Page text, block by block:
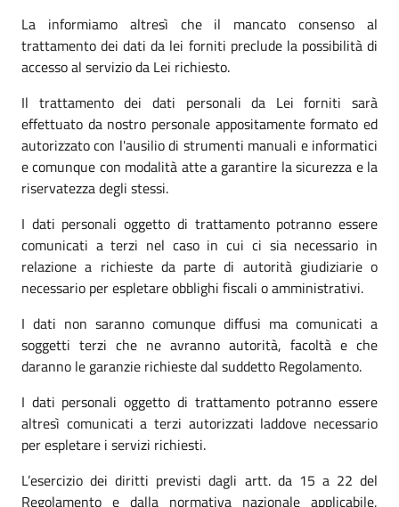
La informiamo altresì che il mancato consenso al
trattamento dei dati da lei forniti preclude la possibilità di
accesso al servizio da Lei richiesto.
Il trattamento dei dati personali da Lei forniti sarà
effettuato da nostro personale appositamente formato ed
autorizzato con l'ausilio di strumenti manuali e informatici
e comunque con modalità atte a garantire la sicurezza e la
riservatezza degli stessi.
I dati personali oggetto di trattamento potranno essere
comunicati a terzi nel caso in cui ci sia necessario in
relazione a richieste da parte di autorità giudiziarie o
necessario per espletare obblighi fiscali o amministrativi.
I dati non saranno comunque diffusi ma comunicati a
soggetti terzi che ne avranno autorità, facoltà e che
daranno le garanzie richieste dal suddetto Regolamento.
I dati personali oggetto di trattamento potranno essere
altresì comunicati a terzi autorizzati laddove necessario
per espletare i servizi richiesti.
L’esercizio dei diritti previsti dagli artt. da 15 a 22 del
Regolamento e dalla normativa nazionale applicabile,